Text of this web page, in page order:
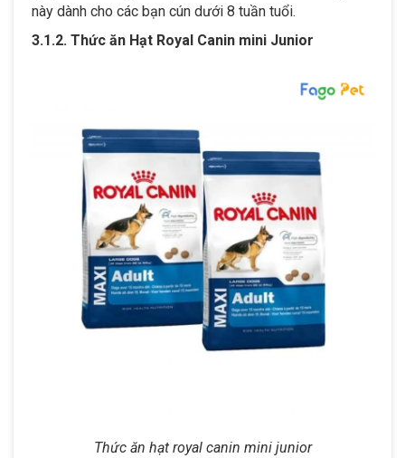
này dành cho các bạn cún dưới 8 tuần tuổi.
3.1.2. Thức ăn Hạt Royal Canin mini Junior
Thức ăn hạt royal canin mini junior